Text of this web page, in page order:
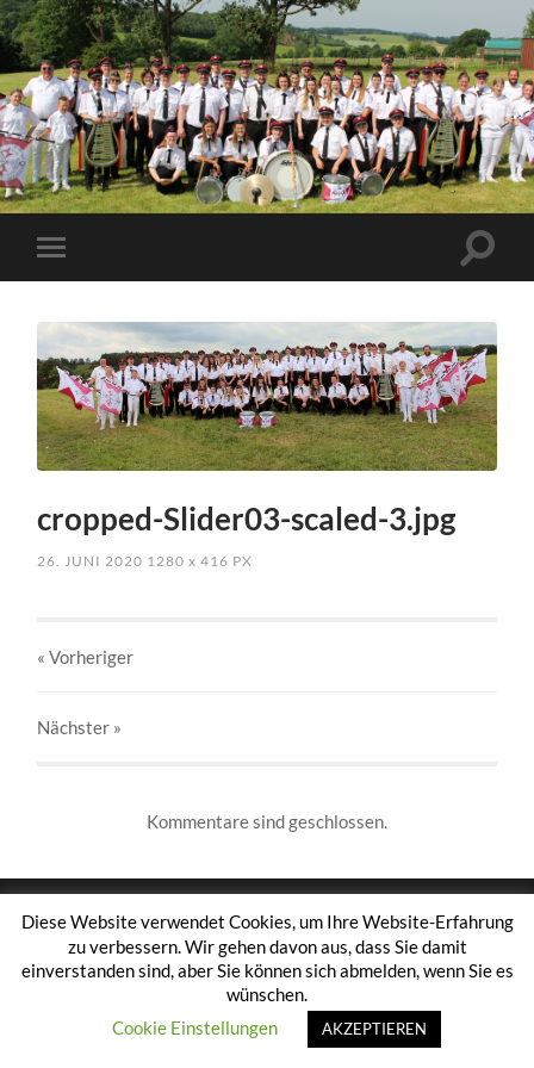
cropped-Slider03-scaled-3.jpg
26. JUNI 2020 1280x 416 PX
« Vorheriger
Nächster »
Kommentare sind geschlossen.
© 2026TAMBOURCORPS OTTFINGEN 1953 E.V. HOCH
↑
Diese Website verwendet Cookies, um Ihre Website-Erfahrung
zu verbessern. Wir gehen davon aus, dass Sie damit
einverstanden sind, aber Sie können sich abmelden, wenn Sie es
wünschen.
Cookie Einstellungen
AKZEPTIEREN